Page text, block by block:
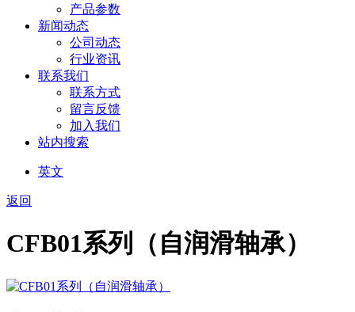
产品参数
新闻动态
公司动态
行业资讯
联系我们
联系方式
留言反馈
加入我们
站内搜索
英文
返回
CFB01系列（自润滑轴承）